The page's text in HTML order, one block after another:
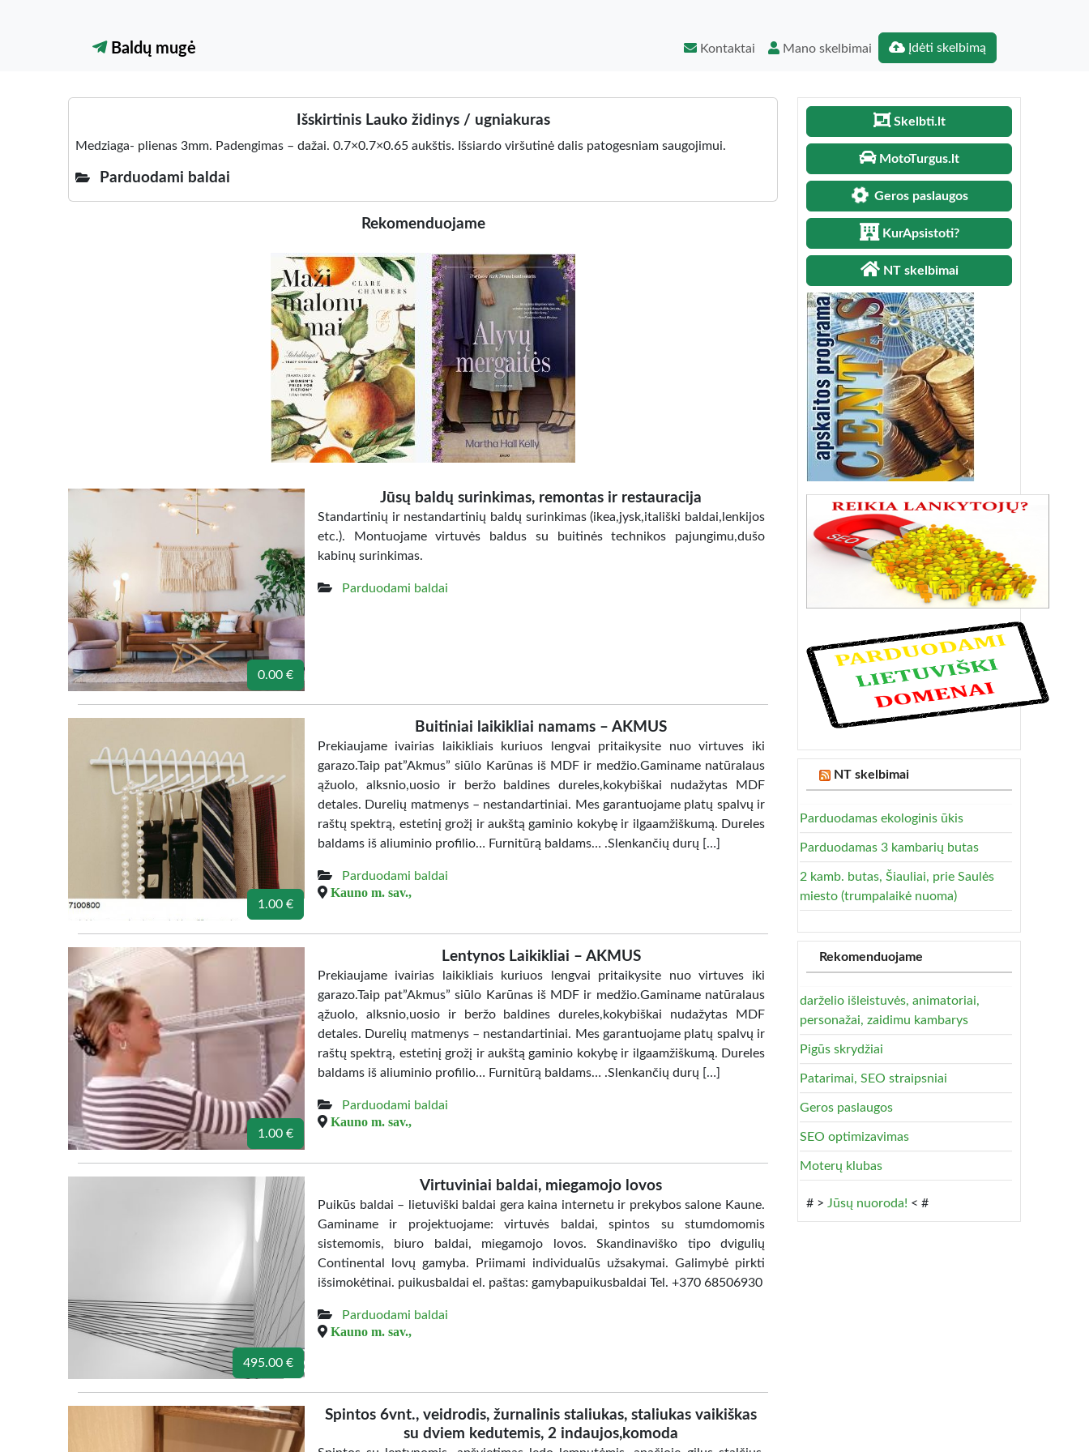
Baldų mugė Kontaktai Mano skelbimai Įdėti skelbimą
Išskirtinis Lauko židinys / ugniakuras
Medziaga- plienas 3mm. Padengimas – dažai. 0.7×0.7×0.65 aukštis. Išsiardo viršutinė dalis patogesniam saugojimui.
Parduodami baldai
Rekomenduojame
0.00 €
Jūsų baldų surinkimas, remontas ir restauracija
Standartinių ir nestandartinių baldų surinkimas (ikea,jysk,itališki baldai,lenkijos
etc.). Montuojame virtuvės baldus su buitinės technikos pajungimu,dušo
kabinų surinkimas.
Parduodami baldai
1.00 €
Buitiniai laikikliai namams – AKMUS
Prekiaujame ivairias laikikliais kuriuos lengvai pritaikysite nuo virtuves iki
garazo.Taip pat”Akmus” siūlo Karūnas iš MDF ir medžio.Gaminame natūralaus
ąžuolo, alksnio,uosio ir beržo baldines dureles,kokybiškai nudažytas MDF
detales. Durelių matmenys – nestandartiniai. Mes garantuojame platų spalvų ir
raštų spektrą, estetinį grožį ir aukštą gaminio kokybę ir ilgaamžiškumą. Dureles
baldams iš aliuminio profilio… Furnitūrą baldams… .Slenkančių durų […]
Parduodami baldai
Kauno m. sav.,
1.00 €
Lentynos Laikikliai – AKMUS
Prekiaujame ivairias laikikliais kuriuos lengvai pritaikysite nuo virtuves iki
garazo.Taip pat”Akmus” siūlo Karūnas iš MDF ir medžio.Gaminame natūralaus
ąžuolo, alksnio,uosio ir beržo baldines dureles,kokybiškai nudažytas MDF
detales. Durelių matmenys – nestandartiniai. Mes garantuojame platų spalvų ir
raštų spektrą, estetinį grožį ir aukštą gaminio kokybę ir ilgaamžiškumą. Dureles
baldams iš aliuminio profilio… Furnitūrą baldams… .Slenkančių durų […]
Parduodami baldai
Kauno m. sav.,
495.00 €
Virtuviniai baldai, miegamojo lovos
Puikūs baldai – lietuviški baldai gera kaina internetu ir prekybos salone Kaune.
Gaminame ir projektuojame: virtuvės baldai, spintos su stumdomomis
sistemomis, biuro baldai, miegamojo lovos. Skandinaviško tipo dvigulių
Continental lovų gamyba. Priimami individualūs užsakymai. Galimybė pirkti
išsimokėtinai. puikusbaldai el. paštas: gamybapuikusbaldai Tel. +370 68506930
Parduodami baldai
Kauno m. sav.,
Spintos 6vnt., veidrodis, žurnalinis staliukas, staliukas vaikiškas
su dviem kedutemis, 2 indaujos,komoda
Skelbti.lt
MotoTurgus.lt
Geros paslaugos
KurApsistoti?
NT skelbimai
NT skelbimai
Parduodamas ekologinis ūkis
Parduodamas 3 kambarių butas
2 kamb. butas, Šiauliai, prie Saulės
miesto (trumpalaikė nuoma)
Rekomenduojame
darželio išleistuvės, animatoriai,
personažai, zaidimu kambarys
Pigūs skrydžiai
Patarimai, SEO straipsniai
Geros paslaugos
SEO optimizavimas
Moterų klubas
# > Jūsų nuoroda! < #